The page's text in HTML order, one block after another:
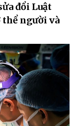
đổi Luật
thể người và